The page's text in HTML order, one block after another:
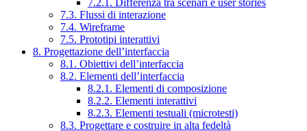
7.2.1. Differenza tra scenari e user stories
7.3. Flussi di interazione
7.4. Wireframe
7.5. Prototipi interattivi
8. Progettazione dell’interfaccia
8.1. Obiettivi dell’interfaccia
8.2. Elementi dell’interfaccia
8.2.1. Elementi di composizione
8.2.2. Elementi interattivi
8.2.3. Elementi testuali (microtesti)
8.3. Progettare e costruire in alta fedeltà